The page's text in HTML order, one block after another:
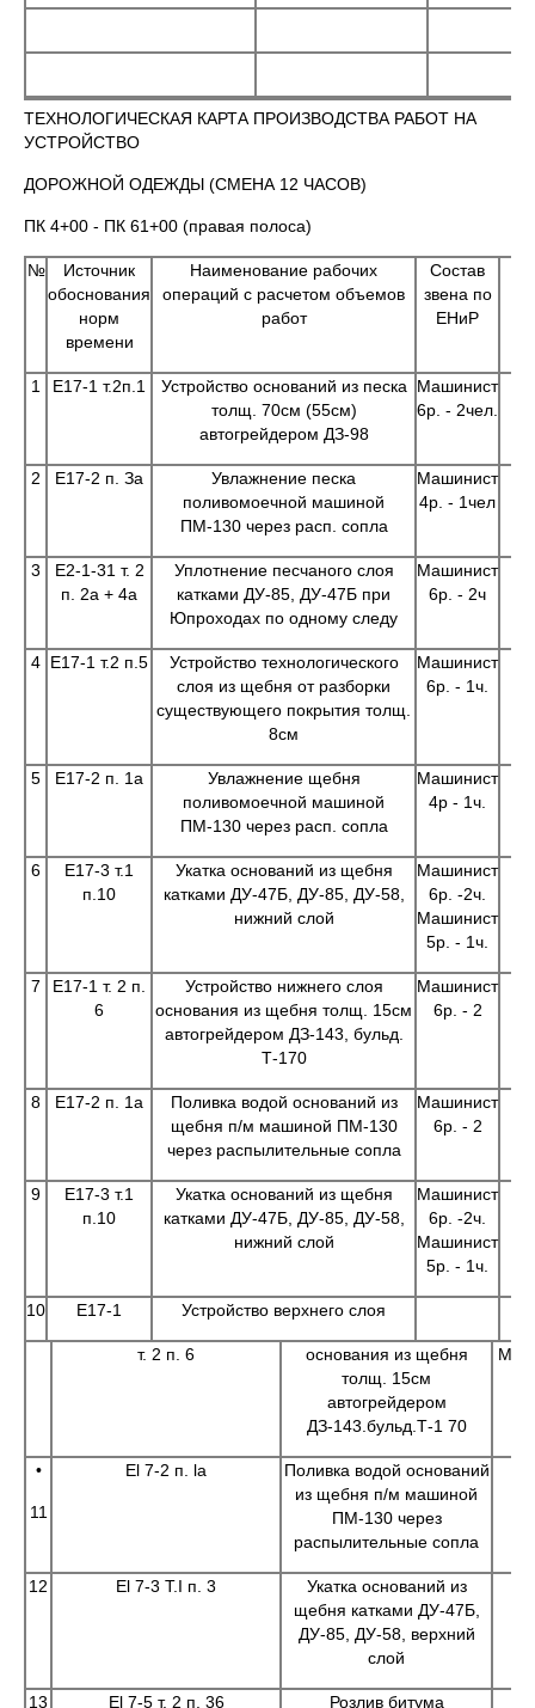
ТЕХНОЛОГИЧЕСКАЯ КАРТА ПРОИЗВОДСТВА РАБОТ НА
УСТРОЙСТВО
ДОРОЖНОЙ ОДЕЖДЫ (СМЕНА 12 ЧАСОВ)
ПК 4+00 - ПК 61+00 (правая полоса)
№
Источник
обоснования
норм
времени
Наименование рабочих
операций с расчетом объемов
работ
Состав
звена по
ЕНиР
1 Е17-1 т.2п.1
Устройство оснований из песка
толщ. 70см (55см)
автогрейдером ДЗ-98
Машинист
6р. - 2чел.
2 Е17-2 п. За
Увлажнение песка
поливомоечной машиной
ПМ-130 через расп. сопла
Машинист
4р. - 1чел
3
Е2-1-31 т. 2
п. 2а + 4а
Уплотнение песчаного слоя
катками ДУ-85, ДУ-47Б при
Юпроходах по одному следу
Машинист
6р. - 2ч
4 Е17-1 т.2 п.5
Устройство технологического
слоя из щебня от разборки
существующего покрытия толщ.
8см
Машинист
6р. - 1ч.
5 Е17-2 п. 1а
Увлажнение щебня
поливомоечной машиной
ПМ-130 через расп. сопла
Машинист
4р - 1ч.
6
Е17-3 т.1
п.10
Укатка оснований из щебня
катками ДУ-47Б, ДУ-85, ДУ-58,
нижний слой
Машинист
6р. -2ч.
Машинист
5р. - 1ч.
7
Е17-1 т. 2 п.
6
Устройство нижнего слоя
основания из щебня толщ. 15см
автогрейдером ДЗ-143, бульд.
Т-170
Машинист
6р. - 2
8 Е17-2 п. 1а
Поливка водой оснований из
щебня п/м машиной ПМ-130
через распылительные сопла
Машинист
6р. - 2
9
Е17-3 т.1
п.10
Укатка оснований из щебня
катками ДУ-47Б, ДУ-85, ДУ-58,
нижний слой
Машинист
6р. -2ч.
Машинист
5р. - 1ч.
10 Е17-1 Устройство верхнего слоя
т. 2 п. 6
основания из щебня
толщ. 15см
автогрейдером
ДЗ-143.бульд.Т-1 70
•
11
El 7-2 п. la
Поливка водой оснований
из щебня п/м машиной
ПМ-130 через
распылительные сопла
12 El 7-3 T.I п. 3
Укатка оснований из
щебня катками ДУ-47Б,
ДУ-85, ДУ-58, верхний
слой
13 El 7-5 т. 2 п. 36 Розлив битума